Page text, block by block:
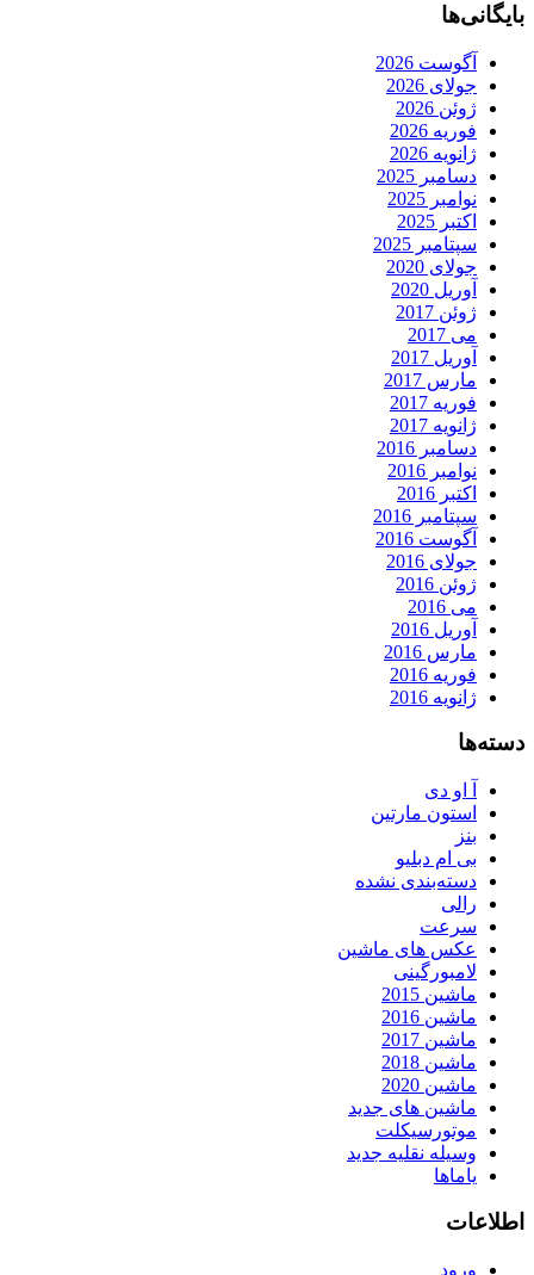
بایگانی‌ها
آگوست 2026
جولای 2026
ژوئن 2026
فوریه 2026
ژانویه 2026
دسامبر 2025
نوامبر 2025
اکتبر 2025
سپتامبر 2025
جولای 2020
آوریل 2020
ژوئن 2017
می 2017
آوریل 2017
مارس 2017
فوریه 2017
ژانویه 2017
دسامبر 2016
نوامبر 2016
اکتبر 2016
سپتامبر 2016
آگوست 2016
جولای 2016
ژوئن 2016
می 2016
آوریل 2016
مارس 2016
فوریه 2016
ژانویه 2016
دسته‌ها
آ او دی
استون مارتین
بنز
بی ام دبلیو
دسته‌بندی نشده
رالی
سرعت
عکس های ماشین
لامبورگینی
ماشین 2015
ماشین 2016
ماشین 2017
ماشین 2018
ماشین 2020
ماشین های جدید
موتورسیکلت
وسیله نقلیه جدید
یاماها
اطلاعات
ورود